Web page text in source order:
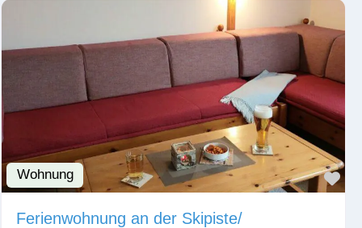
Wohnung
Ferienwohnung an der Skipiste/